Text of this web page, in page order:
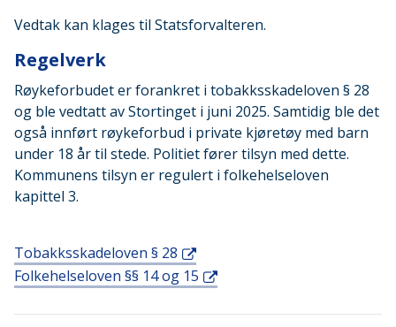
Vedtak kan klages til Statsforvalteren.
Regelverk
Røykeforbudet er forankret i tobakksskadeloven § 28
og ble vedtatt av Stortinget i juni 2025. Samtidig ble det
også innført røykeforbud i private kjøretøy med barn
under 18 år til stede. Politiet fører tilsyn med dette.
Kommunens tilsyn er regulert i folkehelseloven
kapittel 3.
Tobakksskadeloven § 28
Folkehelseloven §§ 14 og 15